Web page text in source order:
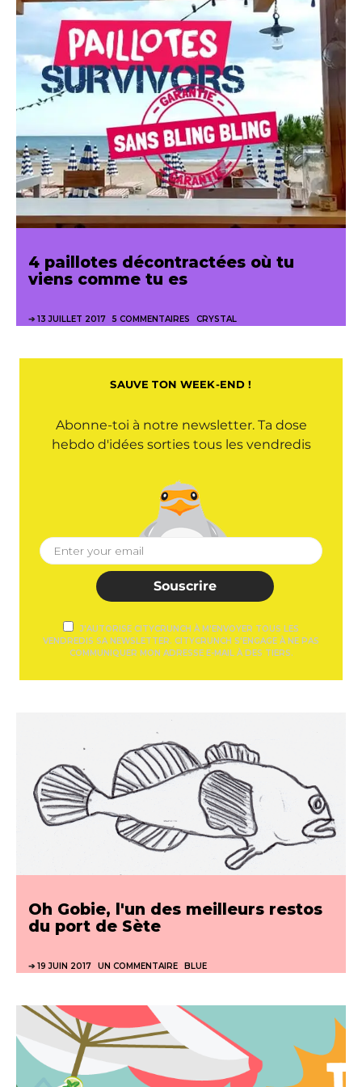
4 paillotes décontractées où tu
viens comme tu es
13 JUILLET 2017 5 COMMENTAIRES CRYSTAL
SAUVE TON WEEK-END !
Abonne-toi à notre newsletter. Ta dose
hebdo d'idées sorties tous les vendredis
Souscrire
J'AUTORISE CITYCRUNCH À M'ENVOYER TOUS LES
VENDREDIS SA NEWSLETTER. CITYCRUNCH S'ENGAGE À NE PAS
COMMUNIQUER MON ADRESSE E-MAIL À DES TIERS.
Oh Gobie, l'un des meilleurs restos
du port de Sète
19 JUIN 2017 UN COMMENTAIRE BLUE